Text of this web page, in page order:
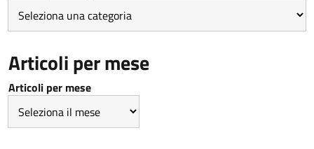
Articoli per mese
Articoli per mese